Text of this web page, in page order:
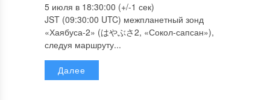
5 июля в 18:30:00 (+/-1 сек)
JST (09:30:00 UTC) межпланетный зонд
«Хаябуса-2» (はやぶさ2, «Сокол-сапсан»),
следуя маршруту...
Далее